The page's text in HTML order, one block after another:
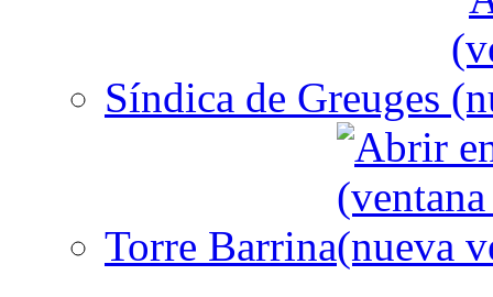
Síndica de Greuges
Torre Barrina